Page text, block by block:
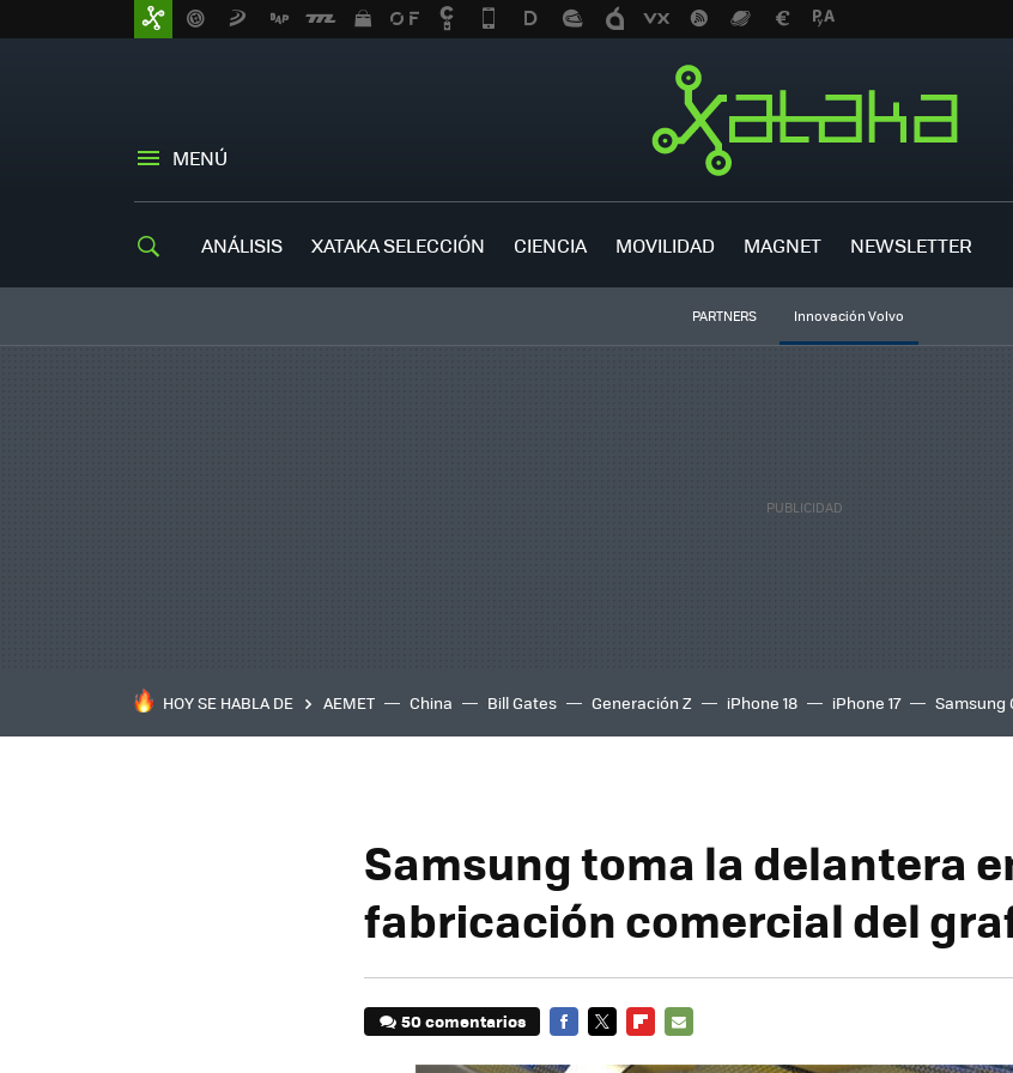
MENÚ
ANÁLISIS XATAKA SELECCIÓN CIENCIA MOVILIDAD MAGNET NEWSLETTER
PARTNERS Innovación Volvo
HOY SE HABLA DE AEMET China Bill Gates Generación Z iPhone 18 iPhone 17 Samsung
Samsung toma la delantera
fabricación comercial del
50 comentarios